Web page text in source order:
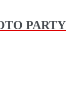
PARTY